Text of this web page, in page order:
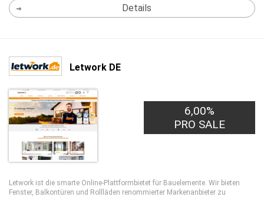
Details
Letwork DE
20,00€
PRO LEAD
6,00%
PRO SALE
Letwork ist die smarte Online-Plattformbietet für Bauelemente. Wir bieten
Fenster, Balkontüren und Rollläden renommierter Markenanbieter zu